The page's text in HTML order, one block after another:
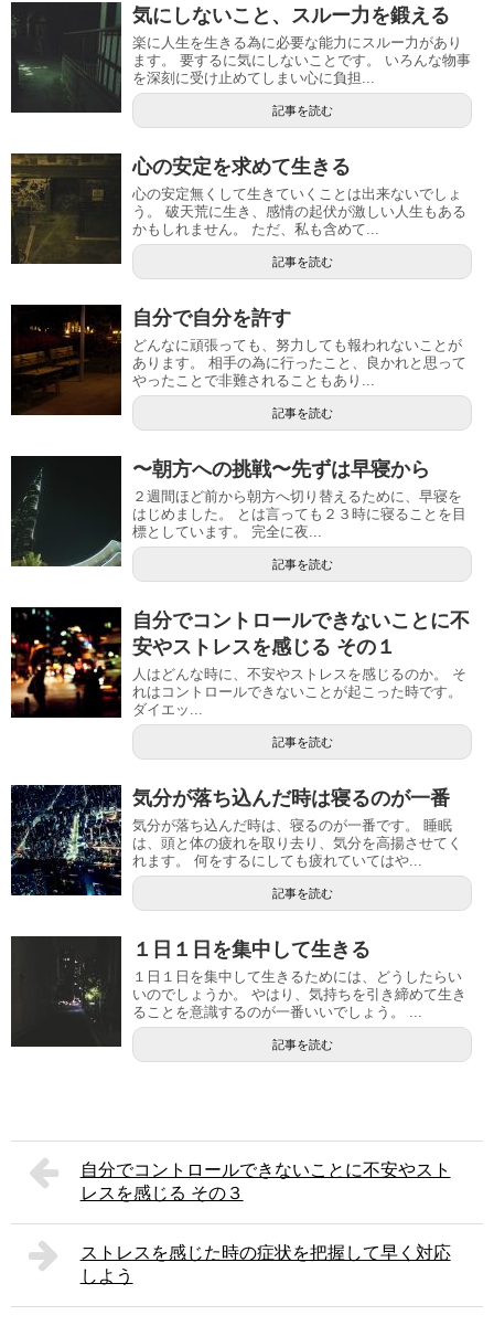
気にしないこと、スルー力を鍛える
楽に人生を生きる為に必要な能力にスルー力があり
ます。 要するに気にしないことです。 いろんな物事
を深刻に受け止めてしまい心に負担...
記事を読む
心の安定を求めて生きる
心の安定無くして生きていくことは出来ないでしょ
う。 破天荒に生き、感情の起伏が激しい人生もある
かもしれません。 ただ、私も含めて...
記事を読む
自分で自分を許す
どんなに頑張っても、努力しても報われないことが
あります。 相手の為に行ったこと、良かれと思って
やったことで非難されることもあり...
記事を読む
〜朝方への挑戦〜先ずは早寝から
２週間ほど前から朝方へ切り替えるために、早寝を
はじめました。 とは言っても２３時に寝ることを目
標としています。 完全に夜...
記事を読む
自分でコントロールできないことに不
安やストレスを感じる その１
人はどんな時に、不安やストレスを感じるのか。 そ
れはコントロールできないことが起こった時です。
ダイエッ...
記事を読む
​気分が落ち込んだ時は寝るのが一番
気分が落ち込んだ時は、寝るのが一番です。 睡眠
は、頭と体の疲れを取り去り、気分を高揚させてく
れます。 何をするにしても疲れていてはや...
記事を読む
１日１日を集中して生きる
１日１日を集中して生きるためには、どうしたらい
いのでしょうか。 やはり、気持ちを引き締めて生き
ることを意識するのが一番いいでしょう。 ...
記事を読む
自分でコントロールできないことに不安やスト
レスを感じる その３
ストレスを感じた時の症状を把握して早く対応
しよう